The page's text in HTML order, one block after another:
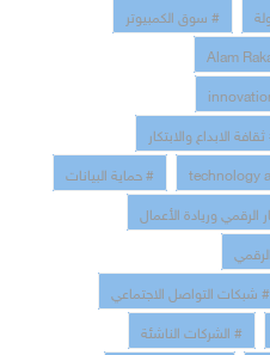
# سوق الكمبيوتر
الابداع والابتكار
# حماية البيانات
الرقمي وريادة الأعمال
# شبكات التواصل الاجتماعي
# الشركات الناشئة